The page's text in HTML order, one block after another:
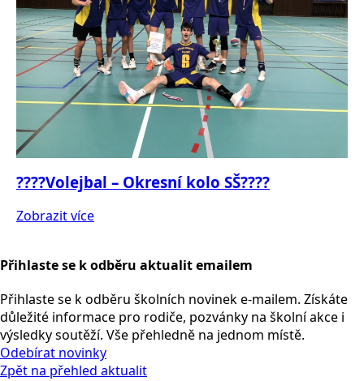
????Volejbal – Okresní kolo SŠ????
Zobrazit více
Přihlaste se k odběru aktualit emailem
Přihlaste se k odběru školních novinek e-mailem. Získáte
důležité informace pro rodiče, pozvánky na školní akce i
výsledky soutěží. Vše přehledně na jednom místě.
Odebírat novinky
Zpět na přehled aktualit